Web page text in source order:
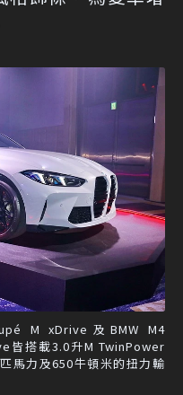
M xDrive及BMW M4
搭載3.0升M TwinPower
馬力及650牛頓米的扭力輸